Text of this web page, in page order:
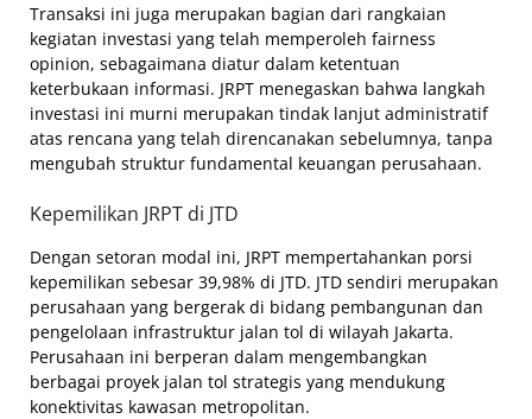
Transaksi ini juga merupakan bagian dari rangkaian
kegiatan investasi yang telah memperoleh fairness
opinion, sebagaimana diatur dalam ketentuan
keterbukaan informasi. JRPT menegaskan bahwa langkah
investasi ini murni merupakan tindak lanjut administratif
atas rencana yang telah direncanakan sebelumnya, tanpa
mengubah struktur fundamental keuangan perusahaan.
Kepemilikan JRPT di JTD
Dengan setoran modal ini, JRPT mempertahankan porsi
kepemilikan sebesar 39,98% di JTD. JTD sendiri merupakan
perusahaan yang bergerak di bidang pembangunan dan
pengelolaan infrastruktur jalan tol di wilayah Jakarta.
Perusahaan ini berperan dalam mengembangkan
berbagai proyek jalan tol strategis yang mendukung
konektivitas kawasan metropolitan.